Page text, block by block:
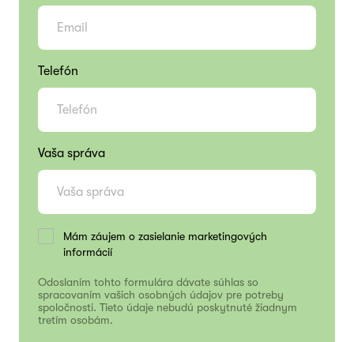
Telefón
Vaša správa
Mám záujem o zasielanie marketingových
informácií
Odoslaním tohto formulára dávate súhlas so
spracovaním vašich osobných údajov pre potreby
spoločnosti. Tieto údaje nebudú poskytnuté žiadnym
tretím osobám.